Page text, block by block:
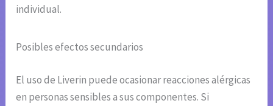
individual.
Posibles efectos secundarios
El uso de Liverin puede ocasionar reacciones alérgicas
en personas sensibles a sus componentes. Si